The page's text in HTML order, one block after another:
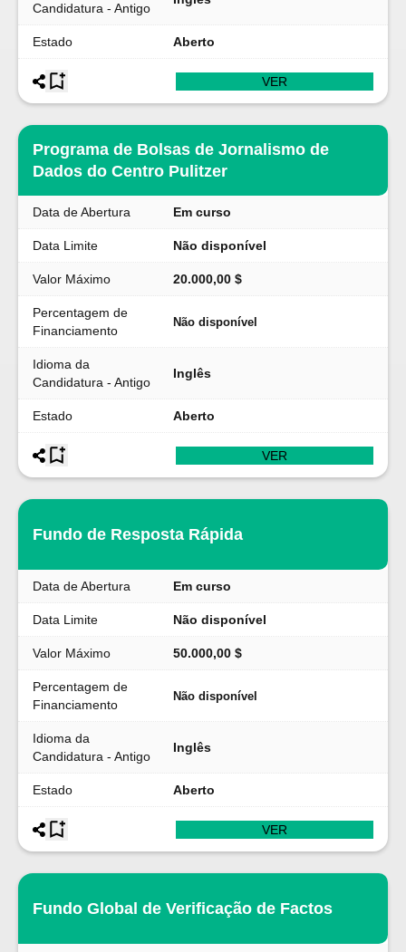
Candidatura - Antigo
Estado Aberto
VER
Programa de Bolsas de Jornalismo de
Dados do Centro Pulitzer
Data de Abertura Em curso
Data Limite Não disponível
Valor Máximo 20.000,00 $
Percentagem de
Financiamento
Não disponível
Idioma da
Candidatura - Antigo
Inglês
Estado Aberto
VER
Fundo de Resposta Rápida
Data de Abertura Em curso
Data Limite Não disponível
Valor Máximo 50.000,00 $
Percentagem de
Financiamento
Não disponível
Idioma da
Candidatura - Antigo
Inglês
Estado Aberto
VER
Fundo Global de Verificação de Factos